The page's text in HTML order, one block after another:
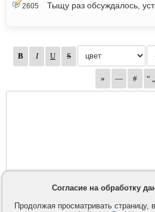
2605
Тыщу раз обсуждалось,
Согласие на обработку
Продолжая просматривать страницу,